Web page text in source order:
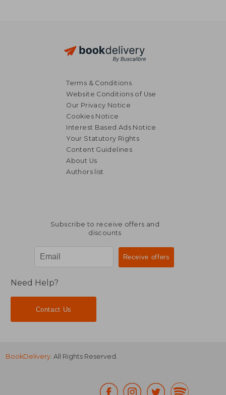
R 1,902
Terms & Conditions
Website Conditions of Use
Our Privacy Notice
Cookies Notice
Interest Based Ads Notice
Your Statutory Rights
Content Guidelines
About Us
Authors list
Subscribe to receive offers and
discounts
Need Help?
Contact Us
BookDelivery. All Rights Reserved.